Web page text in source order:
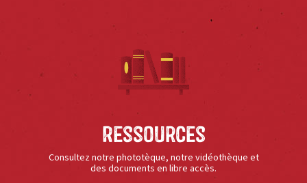
Ressources
Consultez notre phototèque, notre vidéothèque et
des documents en libre accès.